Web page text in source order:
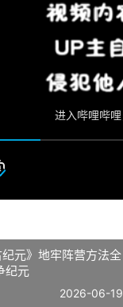
元》地牢阵营方法全
纪元
2026-06-19